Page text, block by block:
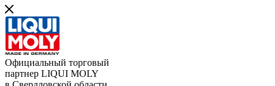
Официальный торговый
партнер LIQUI MOLY